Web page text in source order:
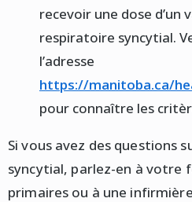
recevoir une dose d’un
respiratoire syncytial.
l’adresse
https://manitoba.ca/
pour connaître les
Si vous avez des questions
syncytial, parlez-en à votre
primaires ou à une